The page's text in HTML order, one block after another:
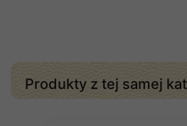
Produkty z tej samej